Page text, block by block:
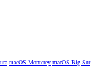
macOS Monterey macOS Big Sur